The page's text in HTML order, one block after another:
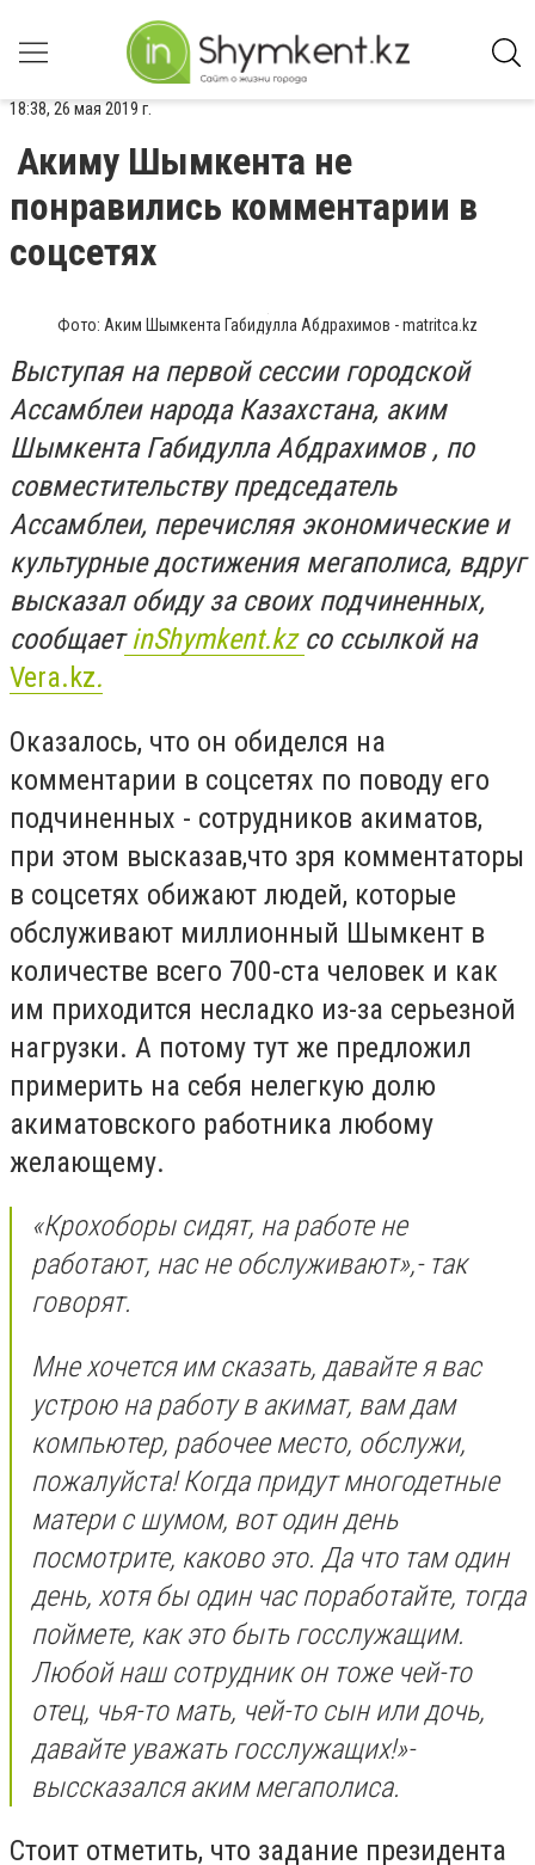
18:38, 26 мая 2019 г.
Акиму Шымкента не
понравились комментарии в
соцсетях
Фото: Аким Шымкента Габидулла Абдрахимов - matritca.kz
Выступая на первой сессии городской
Ассамблеи народа Казахстана, аким
Шымкента Габидулла Абдрахимов , по
совместительству председатель
Ассамблеи, перечисляя экономические и
культурные достижения мегаполиса, вдруг
высказал обиду за своих подчиненных,
сообщаетinShymkent.kz со ссылкой на
Vera.kz.
Оказалось, что он обиделся на
комментарии в соцсетях по поводу его
подчиненных - сотрудников акиматов,
при этом высказав,что зря комментаторы
в соцсетях обижают людей, которые
обслуживают миллионный Шымкент в
количестве всего 700-ста человек и как
им приходится несладко из-за серьезной
нагрузки. А потому тут же предложил
примерить на себя нелегкую долю
акиматовского работника любому
желающему.
«Крохоборы сидят, на работе не
работают, нас не обслуживают»,- так
говорят.
Мне хочется им сказать, давайте я вас
устрою на работу в акимат, вам дам
компьютер, рабочее место, обслужи,
пожалуйста! Когда придут многодетные
матери с шумом, вот один день
посмотрите, каково это. Да что там один
день, хотя бы один час поработайте, тогда
поймете, как это быть госслужащим.
Любой наш сотрудник он тоже чей-то
отец, чья-то мать, чей-то сын или дочь,
давайте уважать госслужащих!»-
выссказался аким мегаполиса.
Стоит отметить, что задание президента